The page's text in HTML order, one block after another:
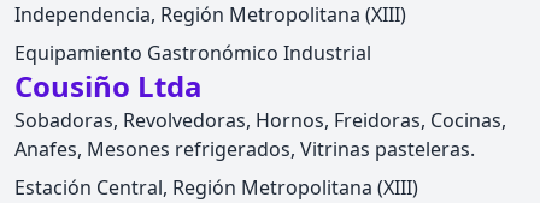
Independencia, Región Metropolitana (XIII)
Equipamiento Gastronómico Industrial
Cousiño Ltda
Sobadoras, Revolvedoras, Hornos, Freidoras, Cocinas,
Anafes, Mesones refrigerados, Vitrinas pasteleras.
Estación Central, Región Metropolitana (XIII)